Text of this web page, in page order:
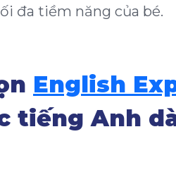
đa tiềm năng của bé.
English
tiếng Anh